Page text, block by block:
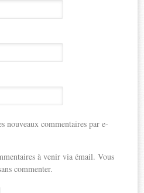
nouveaux commentaires par e-
à venir via émail. Vous
commenter.